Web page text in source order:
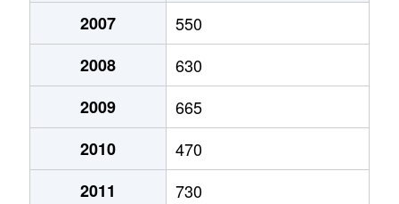
2007
550
2008
630
2009
665
2010
470
2011
730